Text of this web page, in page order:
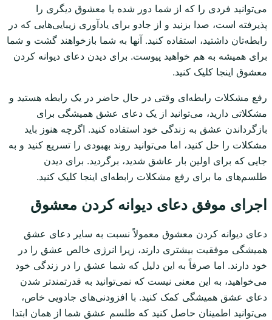
می‌توانید فردی را که از شما دور شده یا معشوق دیگری را
پذیرفته است، صدا بزنید و از جادو برای یادآوری زیبایی‌هایی که در
رابطه‌تان داشتید، استفاده کنید. آنها به شما بازخواهند گشت و شما
برای همیشه به هم خواهید پیوست. برای دیدن دعای دیوانه کردن
معشوق اینجا کلیک کنید.
رفع مشکلات رابطه‌ای وقتی در حال حاضر در یک رابطه هستید و
مشکلاتی دارید، می‌توانید از یک دعای عشق همیشگی برای
بازگرداندن عشق به زندگی خود استفاده کنید. اگرچه هنوز باید
مشکلات را حل کنید، اما می‌توانید روند بهبودی را تسریع کنید و به
جایی که برای اولین بار عاشق شدید، برگردید. برای دیدن
طلسم‌های ما برای رفع مشکلات رابطه‌ای اینجا کلیک کنید.
اجرای موفق دعای دیوانه کردن معشوق
دعای دیوانه کردن معشوق معمولاً نسبت به سایر دعای عشق
همیشگی موفقیت بیشتری دارند، زیرا انرژی خالص عشق را در
خود دارند. اما صرفاً به این دلیل که شما عشق را در زندگی خود
می‌خواهید، به این معنی نیست که نمی‌توانید به قدرتمندتر شدن
دعای عشق همیشگی کمک کنید. با افزودنی‌های جادویی خاص،
می‌توانید اطمینان حاصل کنید که طلسم عشق شما از همان ابتدا